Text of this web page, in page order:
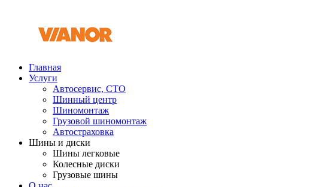
Главная
Услуги
Автосервис, СТО
Шинный центр
Шиномонтаж
Грузовой шиномонтаж
Автостраховка
Шины и диски
Шины легковые
Колесные диски
Грузовые шины